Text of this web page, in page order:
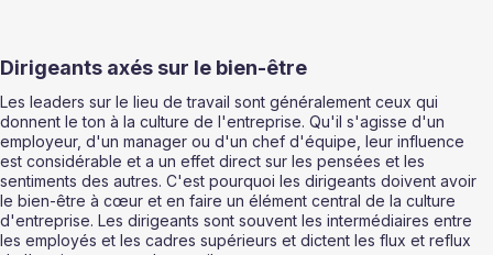
Dirigeants axés sur le bien-être
Les leaders sur le lieu de travail sont généralement ceux qui
donnent le ton à la culture de l'entreprise. Qu'il s'agisse d'un
employeur, d'un manager ou d'un chef d'équipe, leur influence
est considérable et a un effet direct sur les pensées et les
sentiments des autres. C'est pourquoi les dirigeants doivent avoir
le bien-être à cœur et en faire un élément central de la culture
d'entreprise. Les dirigeants sont souvent les intermédiaires entre
les employés et les cadres supérieurs et dictent les flux et reflux